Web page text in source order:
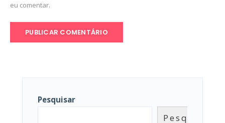
eu comentar.
Pesquisar
Pesquisar